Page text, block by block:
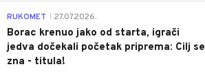
RUKOMET 27.07.2026.
Borac krenuo jako od starta, igrači
jedva dočekali početak priprema: Cilj se
zna - titula!